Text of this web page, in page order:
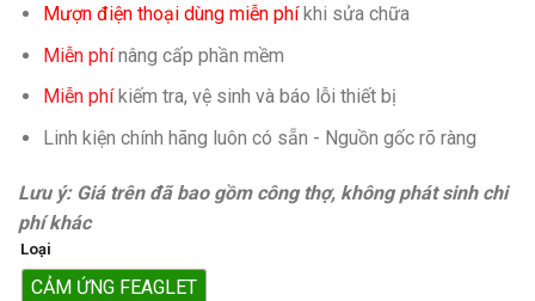
Mượn điện thoại dùng miễn phíkhi sửa chữa
Miễn phínâng cấp phần mềm
Miễn phíkiếm tra, vệ sinh và báo lỗi thiết bị
Linh kiện chính hãng luôn có sẵn - Nguồn gốc rõ ràng
Lưu ý: Giá trên đã bao gồm công thợ, không phát sinh chi
phí khác
Loại
CẢM ỨNG FEAGLET